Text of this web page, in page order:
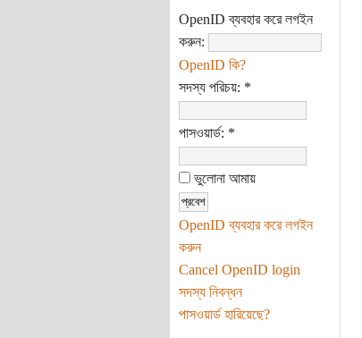
OpenID ব্যবহার করে লগইন
করুন:
OpenID কি?
সদস্য পরিচয়: *
পাসওয়ার্ড: *
ভুলোনা আমায়
OpenID ব্যবহার করে লগইন
করুন
Cancel OpenID login
সদস্য নিবন্ধন
পাসওয়ার্ড হারিয়েছে?